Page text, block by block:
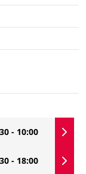
- 10:00
- 18:00